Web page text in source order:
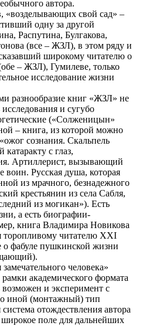
автора.
«возделывающих свой сад» –
одну за другой
Распутина, Булгакова,
(все – ЖЗЛ), в этом ряду и
широкому читателю о
– ЖЗЛ), Гумилеве, только
исследование жизни
разнообразие книг «ЖЗЛ» не
исследования и сугубо
(«Солженицын»
– книга, из которой можно
сознания. Скальпель
с глаз,
Артиллерист, вызывающий
воин. Русская душа, которая
из мрачного, безнадежного
крестьянин из села Сабля,
из могикан»). Есть
а есть биографии-
книга Владимира Новикова
читателю XXI
о фабуле пушкинской жизни
человека»
академического формата
возможен и эксперимент с
иной (монтажный) тип
отождествления автора
поле для дальнейших